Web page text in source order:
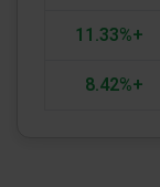
+11.33%
+8.42%